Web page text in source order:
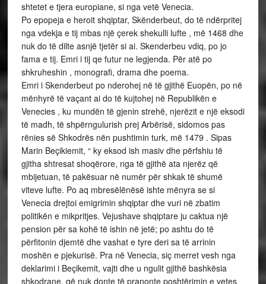
shtetet e tjera europiane, si nga vetë Venecia.
Po epopeja e heroit shqiptar, Skënderbeut, do të ndërpritej
nga vdekja e tij mbas një çerek shekulli lufte , më 1468 dhe
nuk do të dilte asnjë tjetër si ai. Skenderbeu vdiq, po jo
fama e tij. Emri i tij qe futur ne legjenda. Për atë po
shkruheshin , monografi, drama dhe poema.
Emri i Skenderbeut po nderohej në të gjithë Euopën, po në
mënhyrë të vaçant ai do të kujtohej në Republikën e
Venecies , ku mundën të gjenin strehë, njerëzit e një eksodi
të madh, të shpërngulurish prej Arbërisë, sidomos pas
rënies së Shkodrës nën pushtimin turk, më 1479 . Sipas
Marin Beçikiemit, “ ky eksod ish masiv dhe përfshiu të
gjitha shtresat shoqërore, nga të gjithë ata njerëz që
mbijetuan, të pakësuar në numër për shkak të shumë
viteve lufte. Po aq mbresëlënësë ishte mënyra se si
Venecia drejtoi emigrimin shqiptar dhe vuri në zbatim
politikën e mikpritjes. Vejushave shqiptare ju caktua një
pension për sa kohë të ishin në jetë; po ashtu do të
përfitonin djemtë dhe vashat e tyre deri sa të arrinin
moshën e pjekurisë. Pra në Venecia, siç merret vesh nga
deklarimi i Beçikemit, vajti dhe u ngulit gjithë bashkësia
shkodrane, që nuk donte të pranonte poshtërimin e vetes